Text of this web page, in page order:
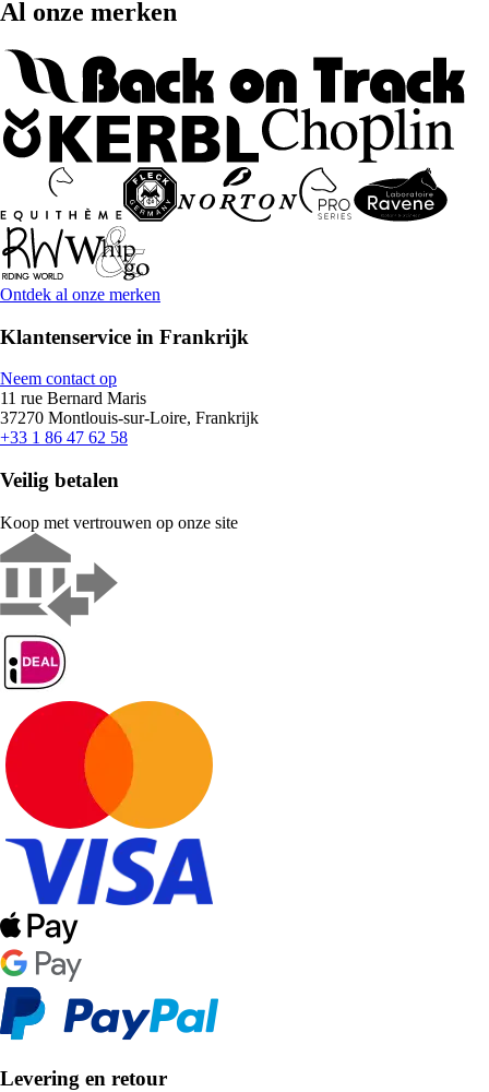
Al onze merken
Ontdek al onze merken
Klantenservice in Frankrijk
Neem contact op
11 rue Bernard Maris
37270 Montlouis-sur-Loire, Frankrijk
+33 1 86 47 62 58
Veilig betalen
Koop met vertrouwen op onze site
Levering en retour